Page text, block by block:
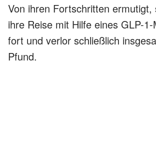
Von ihren Fortschritten ermutigt,
ihre Reise mit Hilfe eines GLP-
fort und verlor schließlich
Pfund.